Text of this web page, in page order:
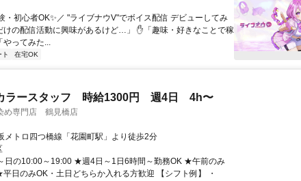
・初心者OK✨／ "ライブナウV"でボイス配信 デビューしてみ
けの配信活動に興味があるけど…」 ✋「趣味・好きなことで稼
やってみた...
ト 在宅OK
ラースタッフ 時給1300円 週4日 4h〜
め専門店 鶴見橋店
メトロ四つ橋線「花園町駅」より徒歩2分
日の10:00～19:00 ★週4日～1日6時間～勤務OK ★午前のみ
日のみOK・土日どちらか入れる方歓迎 【シフト例】 ・